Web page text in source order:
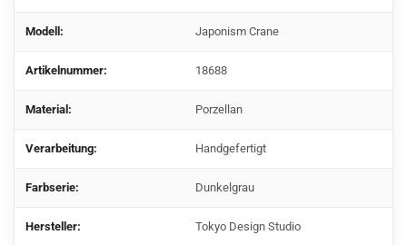
Modell: Japonism Crane
Artikelnummer: 18688
Material: Porzellan
Verarbeitung: Handgefertigt
Farbserie: Dunkelgrau
Hersteller: Tokyo Design Studio